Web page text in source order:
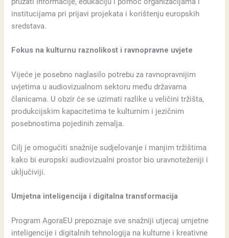
institucijama pri prijavi projekata i korištenju europskih
sredstava.
Fokus na kulturnu raznolikost i ravnopravne uvjete
Vijeće je posebno naglasilo potrebu za ravnopravnijim
uvjetima u audiovizualnom sektoru među državama
članicama. U obzir će se uzimati razlike u veličini tržišta,
produkcijskim kapacitetima te kulturnim i jezičnim
posebnostima pojedinih zemalja.
Cilj je omogućiti snažnije sudjelovanje i manjim tržištima
kako bi europski audiovizualni prostor bio uravnoteženiji i
uključiviji.
Umjetna inteligencija i digitalna transformacija
Program AgoraEU prepoznaje sve snažniji utjecaj umjetne
inteligencije i digitalnih tehnologija na kulturne i kreativne